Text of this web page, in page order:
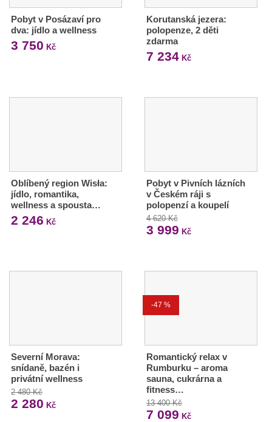
Pobyt v Posázaví pro
dva: jídlo a wellness
3 750 Kč
Korutanská jezera:
polopenze, 2 děti
zdarma
7 234Kč
Oblíbený region Wisła:
jídlo, romantika,
wellness a spousta…
2 246 Kč
Pobyt v Pivních lázních
v Českém ráji s
polopenzí a koupelí
4 620 Kč
3 999 Kč
Severní Morava:
snídaně, bazén i
privátní wellness
2 480 Kč
2 280 Kč
-47 %
Romantický relax v
Rumburku – aroma
sauna, cukrárna a
fitness…
13 400 Kč
7 099 Kč